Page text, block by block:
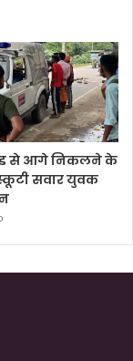
से आगे निकलने के
सवार युवक